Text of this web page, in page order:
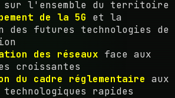
sur l'ensemble du territoire
de la 5G et la
des futures technologies de
des réseaux face aux
croissantes
du cadre réglementaire aux
rapides